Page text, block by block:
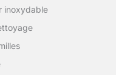
inoxydable